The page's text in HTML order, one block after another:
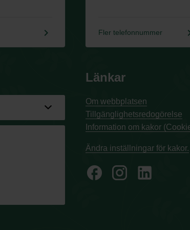
keyboard_arrow_right Fler telefonnummer
Länkar
Om webbplatsen
Tillgänglighetsredogörelse
Information om kakor
Ändra inställningar för kakor.
facebook